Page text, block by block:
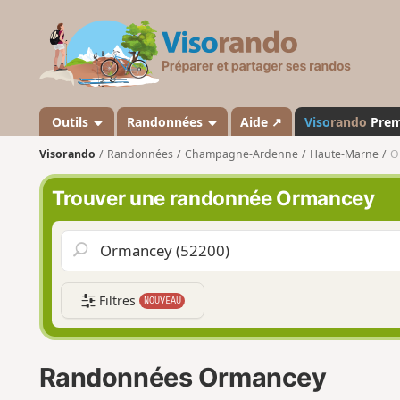
s
a
n
d
o
Outils Randonnées Aide ↗ Visorando
Visorando Randonnées Champagne-Ardenne Haute-Marne
Trouver une randonnée Ormancey
Filtres NOUVEAU
Randonnées Ormancey